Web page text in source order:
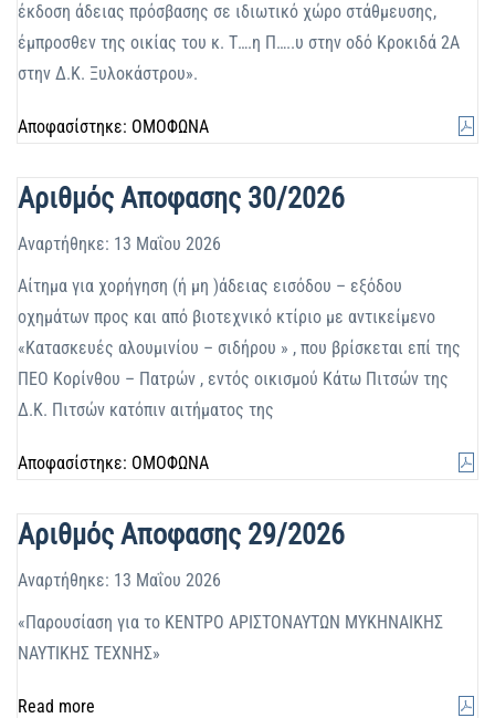
έκδοση άδειας πρόσβασης σε ιδιωτικό χώρο στάθμευσης,
έμπροσθεν της οικίας του κ. Τ….η Π…..υ στην οδό Κροκιδά 2Α
στην Δ.Κ. Ξυλοκάστρου».
Αποφασίστηκε: ΟΜΟΦΩΝΑ
Αριθμός Αποφασης 30/2026
Αναρτήθηκε: 13 Μαΐου 2026
Αίτημα για χορήγηση (ή μη )άδειας εισόδου – εξόδου
οχημάτων προς και από βιοτεχνικό κτίριο με αντικείμενο
«Κατασκευές αλουμινίου – σιδήρου » , που βρίσκεται επί της
ΠΕΟ Κορίνθου – Πατρών , εντός οικισμού Κάτω Πιτσών της
Δ.Κ. Πιτσών κατόπιν αιτήματος της
Αποφασίστηκε: ΟΜΟΦΩΝΑ
Αριθμός Αποφασης 29/2026
Αναρτήθηκε: 13 Μαΐου 2026
«Παρουσίαση για το ΚΕΝΤΡΟ ΑΡΙΣΤΟΝΑΥΤΩΝ ΜΥΚΗΝΑΙΚΗΣ
ΝΑΥΤΙΚΗΣ ΤΕΧΝΗΣ»
Read more